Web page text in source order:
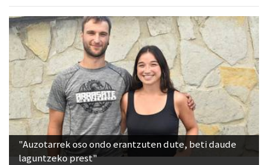
"Auzotarrek oso ondo erantzuten dute, beti daude
laguntzeko prest"